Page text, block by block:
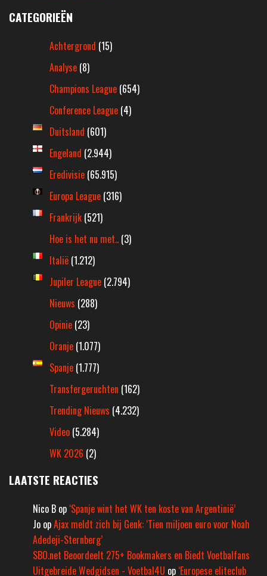
CATEGORIEËN
Achtergrond (15)
Analyse (8)
Champions League (654)
Conference League (4)
Duitsland (601)
Engeland (2.944)
Eredivisie (65.915)
Europa League (316)
Frankrijk (521)
Hoe is het nu met.. (3)
Italië (1.212)
Jupiler League (2.794)
Nieuws (288)
Opinie (23)
Oranje (1.077)
Spanje (1.777)
Transfergeruchten (162)
Trending Nieuws (4.232)
Video (5.284)
WK 2026 (2)
LAATSTE REACTIES
Nico B op ‘Spanje wint het WK ten koste van Argentinië’
Jo opAjax meldt zich bij Genk: ‘Tien miljoen euro voor Noah
Adedeji-Sternberg’
SBO.net Beoordeelt 275+ Bookmakers en Biedt Voetbalfans
Uitgebreide Wedgidsen - Voetbal4U op ‘Europese eliteclub